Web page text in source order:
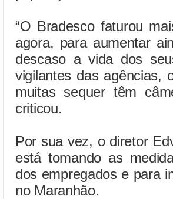
“O Bradesco faturou
agora, para aumentar
descaso a vida dos
vigilantes das agências,
muitas sequer têm
criticou.
Por sua vez, o diretor
está tomando as
dos empregados e para
no Maranhão.